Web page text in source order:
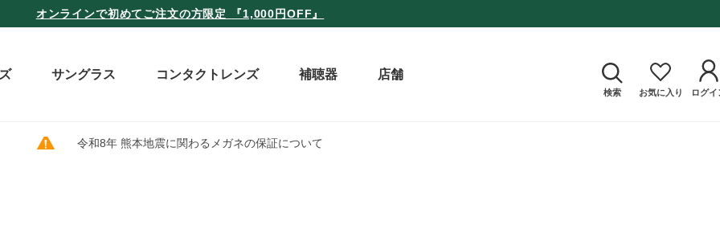
オンラインで初めてご注文の方限定 『1,000円OFF』
サングラス コンタクトレンズ 補聴器 店舗
検索 お気に入り ログイ
令和8年 熊本地震に関わるメガネの保証について